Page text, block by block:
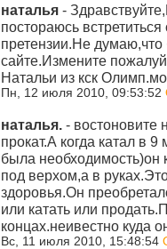
наталья -
постораюсь
претензии.Не
сайте.Измените
Натальи из кск
Пн, 12 июля 2010, 09:53:52
наталья. - востоновите
прокат.А когда катал в
была необходимость)он
под верхом,а в
здоровья.Он
или катать или
концах.неивестно куда
Вс, 11 июля 2010, 15:48:54